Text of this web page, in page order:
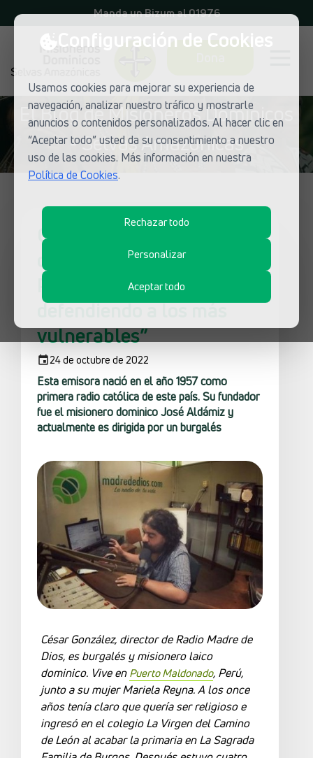
Configuración de Cookies
Usamos cookies para mejorar su experiencia de
navegación, analizar nuestro tráfico y mostrarle
anuncios o contenidos personalizados. Al hacer clic en
“Aceptar todo” usted da su consentimiento a nuestro
uso de las cookies. Más información en nuestra
Política de Cookies.
Rechazar todo
Personalizar
Aceptar todo
Manda un Bizum al 01976
El Blog de Misioneros Dominicos
- Selvas Amazónicas
César González, director
de Radio Madre de Dios en
Perú: “Debemos seguir
defendiendo a los más
vulnerables”
24 de octubre de 2022
Esta emisora nació en el año 1957 como
primera radio católica de este país. Su fundador
fue el misionero dominico José Aldámiz y
actualmente es dirigida por un burgalés
César González, director de Radio Madre de
Dios, es burgalés y misionero laico
dominico. Vive enPuerto Maldonado, Perú,
junto a su mujer Mariela Reyna. A los once
años tenía claro que quería ser religioso e
ingresó en el colegio La Virgen del Camino
de León al acabar la primaria en La Sagrada